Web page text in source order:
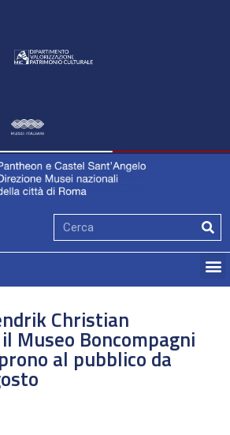
Christian
Museo Boncompagni
al pubblico da